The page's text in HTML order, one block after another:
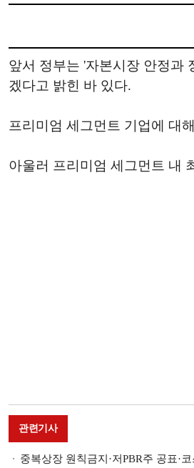
앞서 정부는 '자본시장 안정과
겠다고 밝힌 바 있다.
프리미엄 세그먼트 기업에 대
아울러 프리미엄 세그먼트 내
관련기사
중복상장 원칙금지·저PBR주 공표·